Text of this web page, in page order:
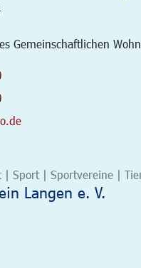
Gemeinschaftlichen
| Sport | Sportvereine |
Langen e. V.